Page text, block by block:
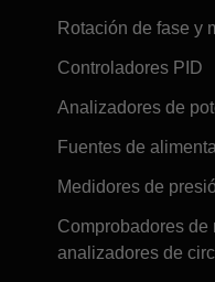
Rotación de fase y
Controladores PID
Analizadores de
Fuentes de
Medidores de
Comprobadores de
analizadores de